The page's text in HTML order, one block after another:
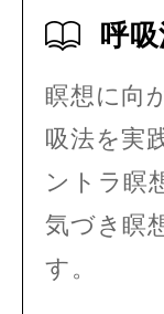
呼
瞑想に向
吸法を実
ントラ瞑
気づき瞑
す。